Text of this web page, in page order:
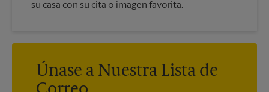
su casa con su cita o imagen favorita.
Únase a Nuestra Lista de